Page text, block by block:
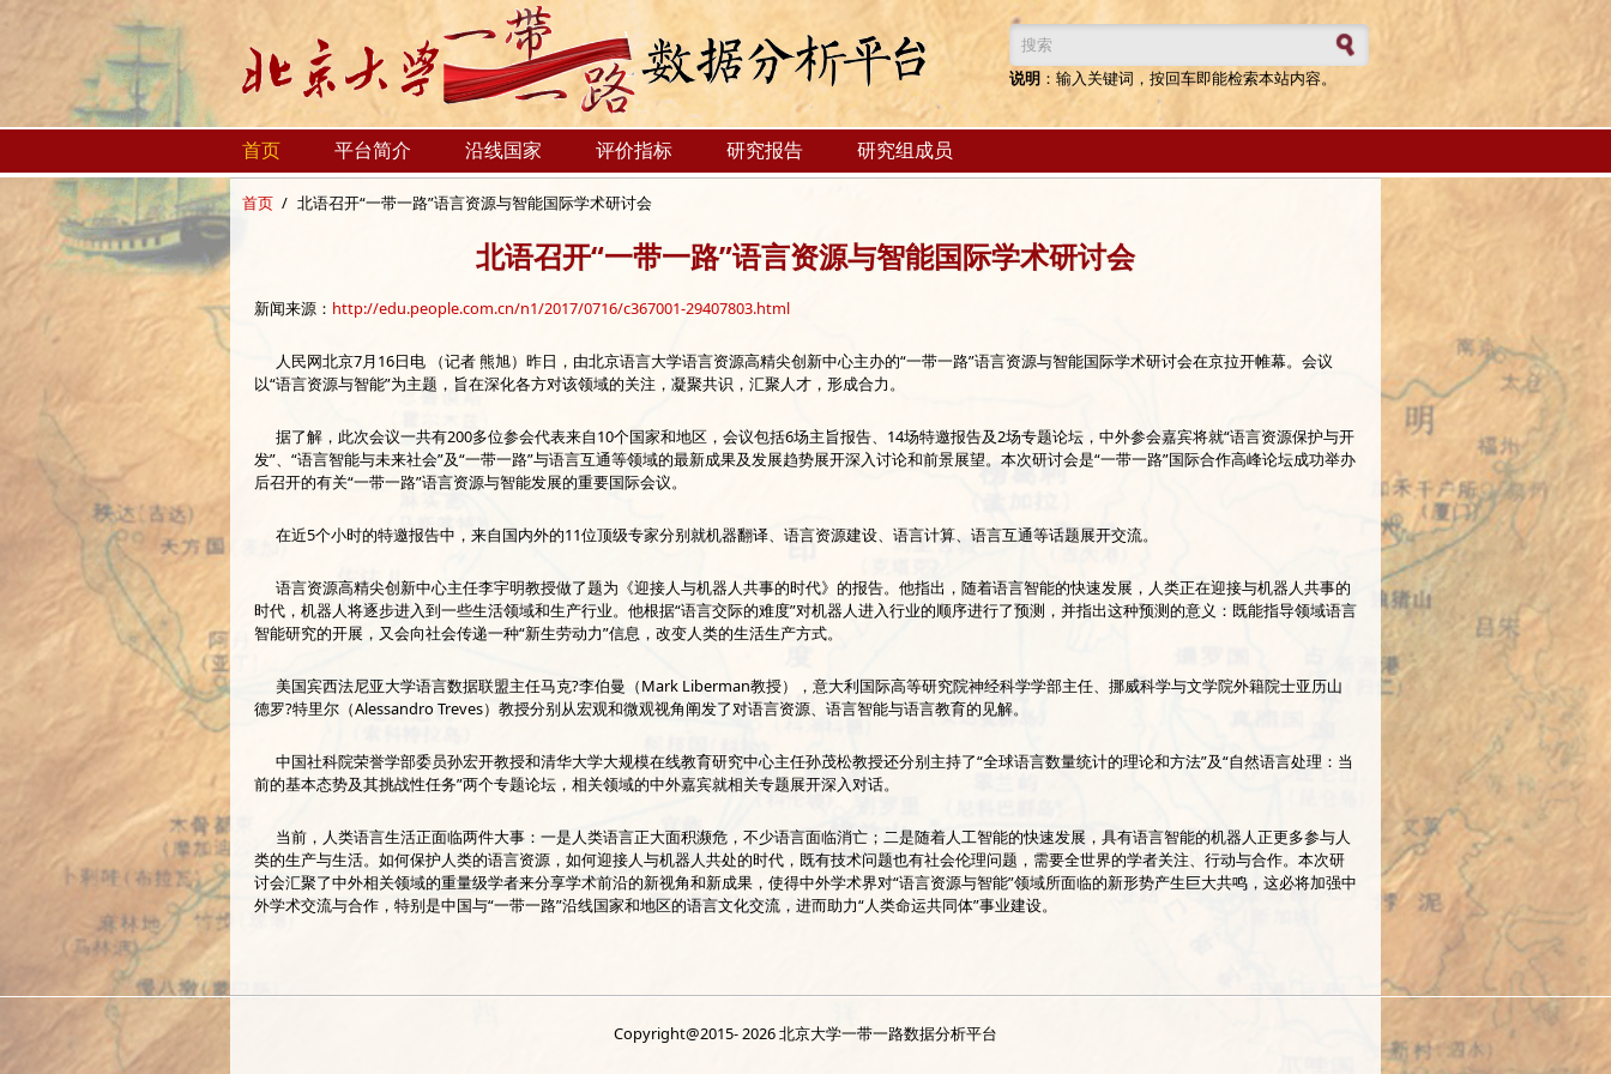
搜索表单
说明 ：输入关键词，按回车即能检索本站内容。
首页 平台简介 沿线国家 评价指标 研究报告 研究组成员
首页 / 北语召开“一带一路”语言资源与智能国际学术研讨会
北语召开“一带一路”语言资源与智能国际学术研讨会
新闻来源： http://edu.people.com.cn/n1/2017/0716/c367001-29407803.html
人民网北京7月16日电 （记者 熊旭）昨日，由北京语言大学语言资源高精尖创新中心主办的“一带一路”语言资源与智能国际学术研讨会在京拉开帷幕。会议
以“语言资源与智能”为主题，旨在深化各方对该领域的关注，凝聚共识，汇聚人才，形成合力。
据了解，此次会议一共有200多位参会代表来自10个国家和地区，会议包括6场主旨报告、14场特邀报告及2场专题论坛，中外参会嘉宾将就“语言资源保护与开
发”、“语言智能与未来社会”及“一带一路”与语言互通等领域的最新成果及发展趋势展开深入讨论和前景展望。本次研讨会是“一带一路”国际合作高峰论坛成功举办
后召开的有关“一带一路”语言资源与智能发展的重要国际会议。
在近5个小时的特邀报告中，来自国内外的11位顶级专家分别就机器翻译、语言资源建设、语言计算、语言互通等话题展开交流。
语言资源高精尖创新中心主任李宇明教授做了题为《迎接人与机器人共事的时代》的报告。他指出，随着语言智能的快速发展，人类正在迎接与机器人共事的
时代，机器人将逐步进入到一些生活领域和生产行业。他根据“语言交际的难度”对机器人进入行业的顺序进行了预测，并指出这种预测的意义：既能指导领域语言
智能研究的开展，又会向社会传递一种“新生劳动力”信息，改变人类的生活生产方式。
美国宾西法尼亚大学语言数据联盟主任马克?李伯曼（Mark Liberman教授），意大利国际高等研究院神经科学学部主任、挪威科学与文学院外籍院士亚历山
德罗?特里尔（Alessandro Treves）教授分别从宏观和微观视角阐发了对语言资源、语言智能与语言教育的见解。
中国社科院荣誉学部委员孙宏开教授和清华大学大规模在线教育研究中心主任孙茂松教授还分别主持了“全球语言数量统计的理论和方法”及“自然语言处理：当
前的基本态势及其挑战性任务”两个专题论坛，相关领域的中外嘉宾就相关专题展开深入对话。
当前，人类语言生活正面临两件大事：一是人类语言正大面积濒危，不少语言面临消亡；二是随着人工智能的快速发展，具有语言智能的机器人正更多参与人
类的生产与生活。如何保护人类的语言资源，如何迎接人与机器人共处的时代，既有技术问题也有社会伦理问题，需要全世界的学者关注、行动与合作。本次研
讨会汇聚了中外相关领域的重量级学者来分享学术前沿的新视角和新成果，使得中外学术界对“语言资源与智能”领域所面临的新形势产生巨大共鸣，这必将加强中
外学术交流与合作，特别是中国与“一带一路”沿线国家和地区的语言文化交流，进而助力“人类命运共同体”事业建设。
Copyright@2015-2026 北京大学一带一路数据分析平台